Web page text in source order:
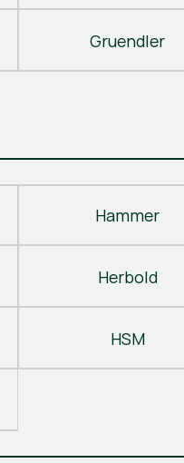
Gruendler
Hammer
Herbold
HSM